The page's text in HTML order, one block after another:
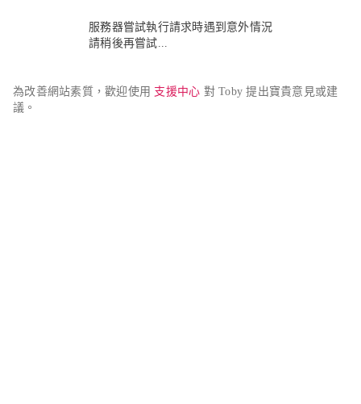
服務器嘗試執行請求時遇到意外情況
請稍後再嘗試...
為改善網站素質，歡迎使用 支援中心 對 Toby 提出寶貴意見或建
議。